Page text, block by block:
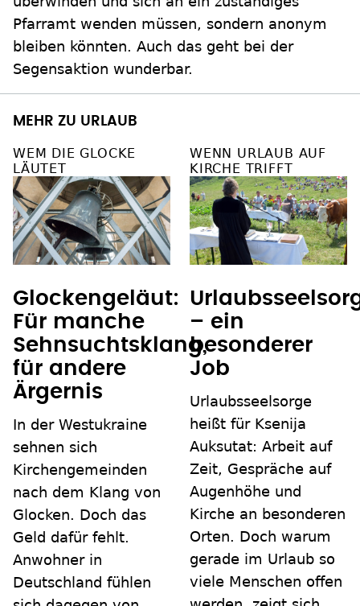
Pfarramt wenden müssen, sondern anonym
bleiben könnten. Auch das geht bei der
Segensaktion wunderbar.
MEHR ZU URLAUB
WEM DIE GLOCKE
LÄUTET
Glockengeläut:
Für manche
Sehnsuchtsklang,
für andere
Ärgernis
In der Westukraine
sehnen sich
Kirchengemeinden
nach dem Klang von
Glocken. Doch das
Geld dafür fehlt.
Anwohner in
Deutschland fühlen
WENN URLAUB AUF
KIRCHE TRIFFT
– ein
besonderer
Job
Urlaubsseelsorge
heißt für Ksenija
Auksutat: Arbeit auf
Zeit, Gespräche auf
Augenhöhe und
Kirche an besonderen
Orten. Doch warum
gerade im Urlaub so
viele Menschen offen